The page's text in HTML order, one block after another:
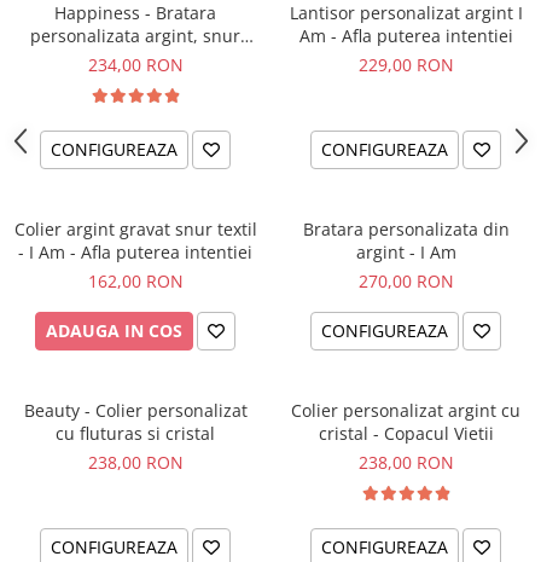
Happiness - Bratara
personalizata argint, snur
impletit piele simbol
234,00 RON
CONFIGUREAZA
Lantisor personalizat argint I
Am - Afla puterea intentiei
229,00 RON
CONFIGUREAZA
Colier argint gravat snur textil
- I Am - Afla puterea intentiei
162,00 RON
ADAUGA IN COS
Bratara personalizata din
argint - I Am
270,00 RON
CONFIGUREAZA
Beauty - Colier personalizat
cu fluturas si cristal
238,00 RON
CONFIGUREAZA
Colier personalizat argint cu
cristal - Copacul Vietii
238,00 RON
CONFIGUREAZA